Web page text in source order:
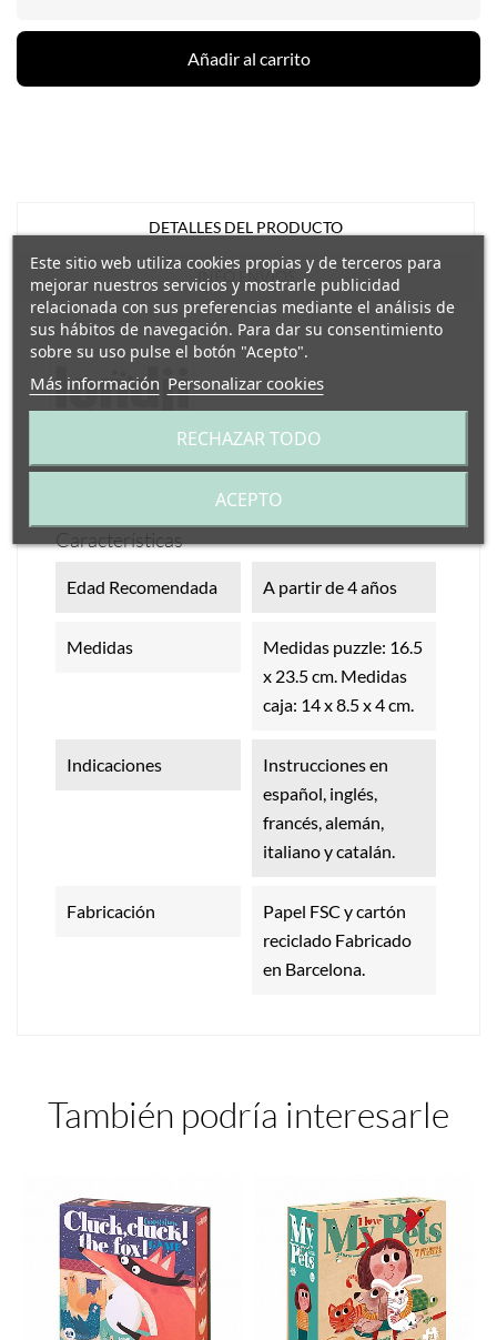
Añadir al carrito
DETALLES DEL PRODUCTO
INFO ENVÍOS
Características
Edad Recomendada A partir de 4 años
Medidas
Medidas puzzle: 16.5
x 23.5 cm. Medidas
caja: 14 x 8.5 x 4 cm.
Indicaciones
Instrucciones en
español, inglés,
francés, alemán,
italiano y catalán.
Fabricación
Papel FSC y cartón
reciclado Fabricado
en Barcelona.
También podría interesarle
Este sitio web utiliza cookies propias y de terceros para
mejorar nuestros servicios y mostrarle publicidad
relacionada con sus preferencias mediante el análisis de
sus hábitos de navegación. Para dar su consentimiento
sobre su uso pulse el botón "Acepto".
Más información Personalizar cookies
RECHAZAR TODO
ACEPTO